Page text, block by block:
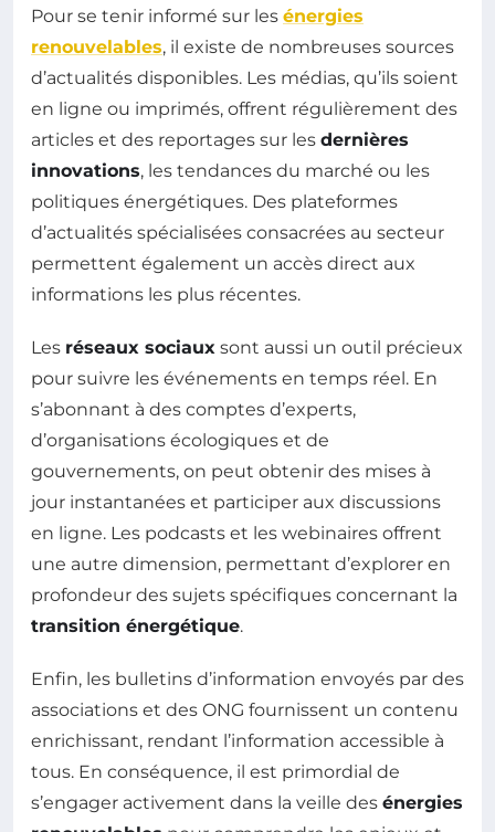
Pour se tenir informé sur les énergies
renouvelables, il existe de nombreuses sources
d’actualités disponibles. Les médias, qu’ils soient
en ligne ou imprimés, offrent régulièrement des
articles et des reportages sur les dernières
innovations, les tendances du marché ou les
politiques énergétiques. Des plateformes
d’actualités spécialisées consacrées au secteur
permettent également un accès direct aux
informations les plus récentes.
Les réseaux sociaux sont aussi un outil précieux
pour suivre les événements en temps réel. En
s’abonnant à des comptes d’experts,
d’organisations écologiques et de
gouvernements, on peut obtenir des mises à
jour instantanées et participer aux discussions
en ligne. Les podcasts et les webinaires offrent
une autre dimension, permettant d’explorer en
profondeur des sujets spécifiques concernant la
transition énergétique.
Enfin, les bulletins d’information envoyés par des
associations et des ONG fournissent un contenu
enrichissant, rendant l’information accessible à
tous. En conséquence, il est primordial de
s’engager activement dans la veille des énergies